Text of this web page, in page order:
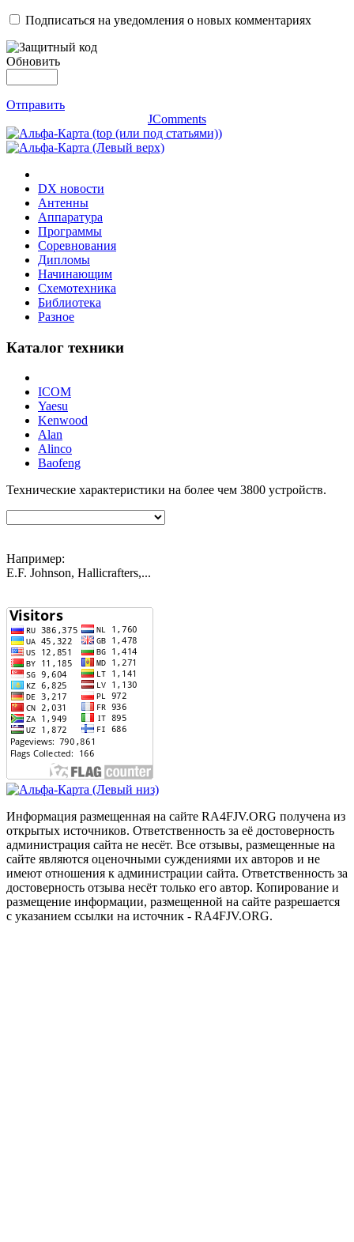
Подписаться на уведомления о новых комментариях
Обновить
Отправить
JComments
DX новости
Антенны
Аппаратура
Программы
Соревнования
Дипломы
Начинающим
Схемотехника
Библиотека
Разное
Каталог техники
ICOM
Yaesu
Kenwood
Alan
Alinco
Baofeng
Технические характеристики на более чем 3800 устройств.
Например:
E.F. Johnson, Hallicrafters,...
Информация размещенная на сайте RA4FJV.ORG получена из
открытых источников. Ответственность за её достоверность
администрация сайта не несёт. Все отзывы, размещенные на
сайте являются оценочными суждениями их авторов и не
имеют отношения к администрации сайта. Ответственность за
достоверность отзыва несёт только его автор. Копирование и
размещение информации, размещенной на сайте разрешается
с указанием ссылки на источник - RA4FJV.ORG.